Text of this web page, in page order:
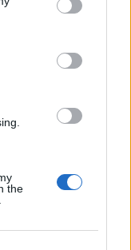
the
ίππων
στα Auto Express /
θα ακούγεται